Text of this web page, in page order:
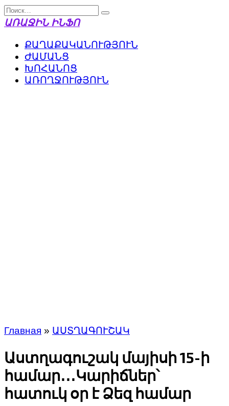
Перейти
к
Search
for:
ԱՌԱՋԻՆ ԻՆՖՈ
ՔԱՂԱՔԱԿԱՆՈՒԹՅՈՒՆ
ԺԱՄԱՆՑ
ԽՈՀԱՆՈՑ
ԱՌՈՂՋՈՒԹՅՈՒՆ
Главная » ԱՍՏՂԱԳՈՒՇԱԿ
Աստղագուշակ մայիսի 15-ի
համար․․․Կարիճներ՝
հատուկ օր է Ձեզ համար